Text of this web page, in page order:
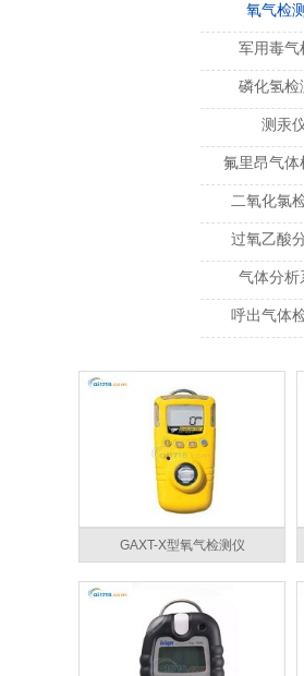
氧气检
军用毒气
磷化氢检
测汞
氟里昂气体
二氧化氯
过氧乙酸
气体分析
呼出气体
GAXT-X型氧气检测仪